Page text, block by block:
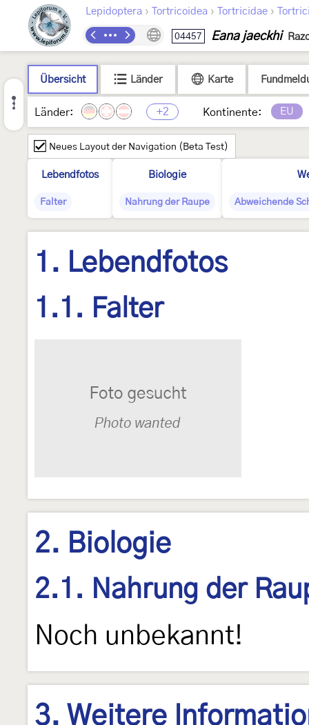
Lepidoptera › Tortricoidea › Tortricidae ›
04457 Eana jaeckhi
Übersicht Länder Karte
Länder: +2 Kontinente: EU
Neues Layout der Navigation (Beta Test)
Lebendfotos
Falter
Biologie
Nahrung der Raupe Abweichende
1. Lebendfotos
1.1. Falter
2. Biologie
2.1. Nahrung der
Noch unbekannt!
3. Weitere